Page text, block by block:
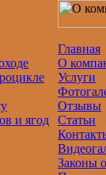
и ягод
Главная
О
Услуги
Отзывы
Статьи
Законы